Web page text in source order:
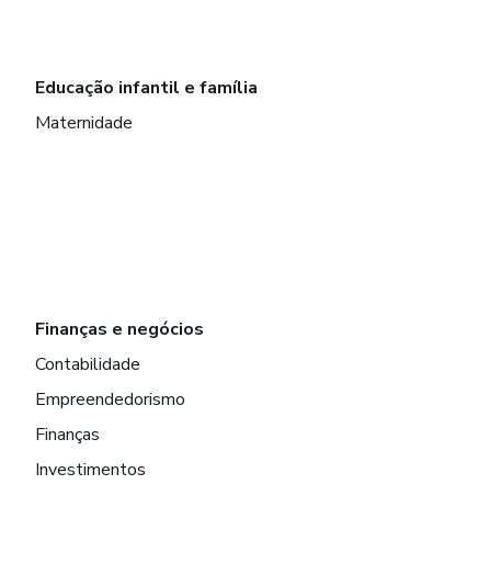
Educação infantil e família
Maternidade
Finanças e negócios
Contabilidade
Empreendedorismo
Finanças
Investimentos